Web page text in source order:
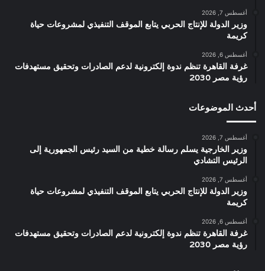
أغسطس 7, 2026
وزير الدولة للإنتاج الحربي يتابع الموقف التنفيذي لمشروعات حياة
كريمة
أغسطس 6, 2026
غرفة القاهرة تنظم ندوة إلكترونية لدعم الصادرات وتحقيق مستهدفات
رؤية مصر 2030
أحدث الموضوعات
أغسطس 7, 2026
وزير الخارجية يسلم رسالة خطية من السيد رئيس الجمهورية إلى
الرئيس التشادي
أغسطس 7, 2026
وزير الدولة للإنتاج الحربي يتابع الموقف التنفيذي لمشروعات حياة
كريمة
أغسطس 6, 2026
غرفة القاهرة تنظم ندوة إلكترونية لدعم الصادرات وتحقيق مستهدفات
رؤية مصر 2030